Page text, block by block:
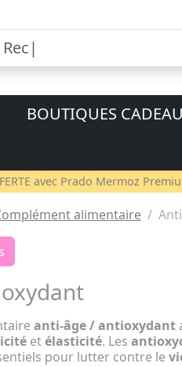
BOUTIQUES
avec Prado Mermoz
alimentaire
anti-âge / antioxydant
etélasticité. Les
pour lutter contre le